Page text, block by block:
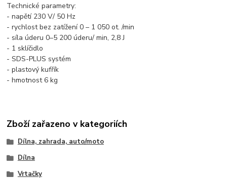
Technické parametry:
- napětí 230 V/ 50 Hz
- rychlost bez zatížení 0 – 1 050 ot. /min
- síla úderu 0–5 200 úderu/ min, 2,8 J
- 1 sklíčidlo
- SDS-PLUS systém
- plastový kufřík
- hmotnost 6 kg
Zboží zařazeno v kategoriích
Dílna, zahrada, auto/moto
Dílna
Vrtačky